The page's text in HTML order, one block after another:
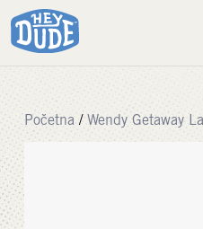
Početna / Wendy Getaway